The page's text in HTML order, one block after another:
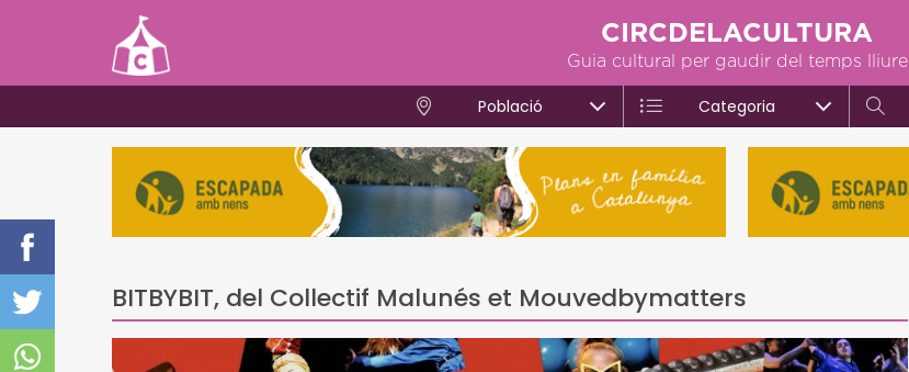
CIRCDELACULTURA
Guia cultural per gaudir del temps lliure
Població Categoria
BITBYBIT, del Collectif Malunés et Mouvedbymatters